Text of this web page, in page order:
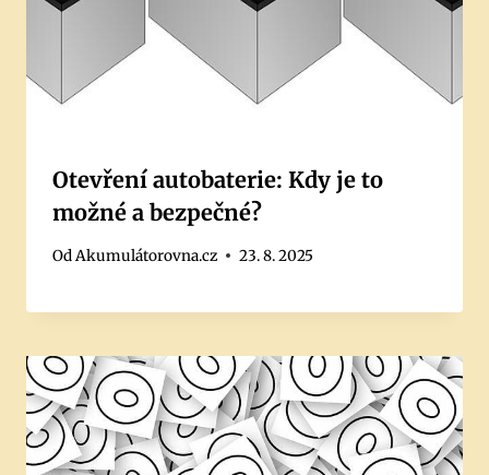
Otevření autobaterie: Kdy je to
možné a bezpečné?
OdAkumulátorovna.cz 23. 8. 2025